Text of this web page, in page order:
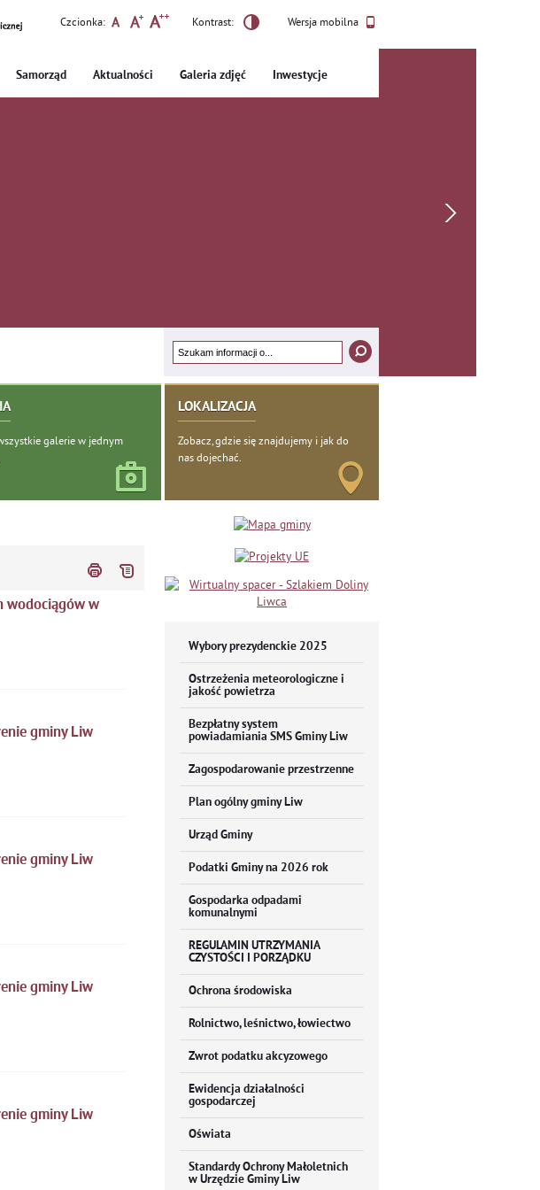
Wersja mobilna
Czcionka: Kontrast:
Samorząd Aktualności Galeria zdjęć Inwestycje
galerie w jednym
LOKALIZACJA
Zobacz, gdzie się znajdujemy i jak do
nas dojechać.
wodociągów w
gminy Liw
gminy Liw
gminy Liw
gminy Liw
Wybory prezydenckie 2025
Ostrzeżenia meteorologiczne i
jakość powietrza
Bezpłatny system
powiadamiania SMS Gminy Liw
Zagospodarowanie przestrzenne
Plan ogólny gminy Liw
Urząd Gminy
Podatki Gminy na 2026 rok
Gospodarka odpadami
komunalnymi
REGULAMIN UTRZYMANIA
CZYSTOŚCI I PORZĄDKU
Ochrona środowiska
Rolnictwo, leśnictwo, łowiectwo
Zwrot podatku akcyzowego
Ewidencja działalności
gospodarczej
Oświata
Standardy Ochrony Małoletnich
w Urzędzie Gminy Liw